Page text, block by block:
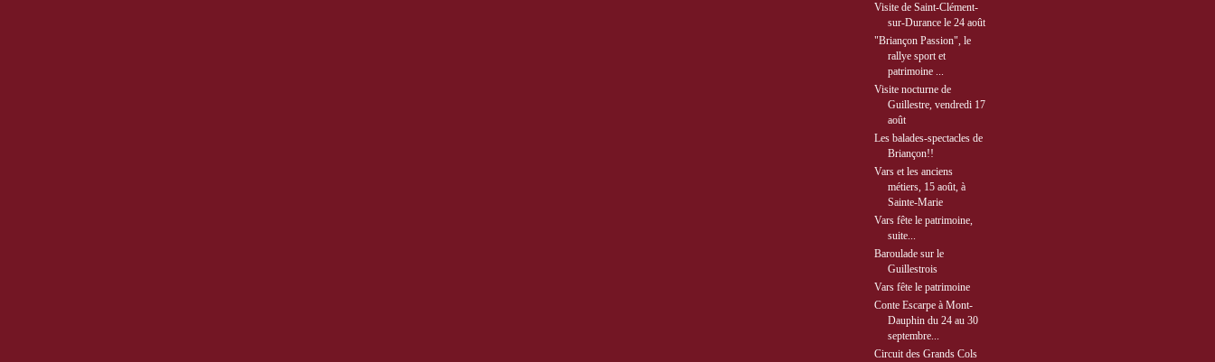
Visite de Saint-Clément-
sur-Durance le 24 août
"Briançon Passion", le
rallye sport et
patrimoine ...
Visite nocturne de
Guillestre, vendredi 17
août
Les balades-spectacles de
Briançon!!
Vars et les anciens
métiers, 15 août, à
Sainte-Marie
Vars fête le patrimoine,
suite...
Baroulade sur le
Guillestrois
Vars fête le patrimoine
Conte Escarpe à Mont-
Dauphin du 24 au 30
septembre...
Circuit des Grands Cols